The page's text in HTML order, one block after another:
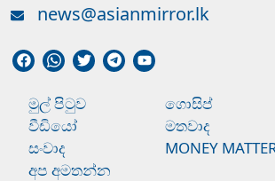
news@asianmirror.lk
මුල් පිටුව
ගොසිප්
වීඩියෝ
මතවාද
සංවාද
MONEY
අප අමතන්න